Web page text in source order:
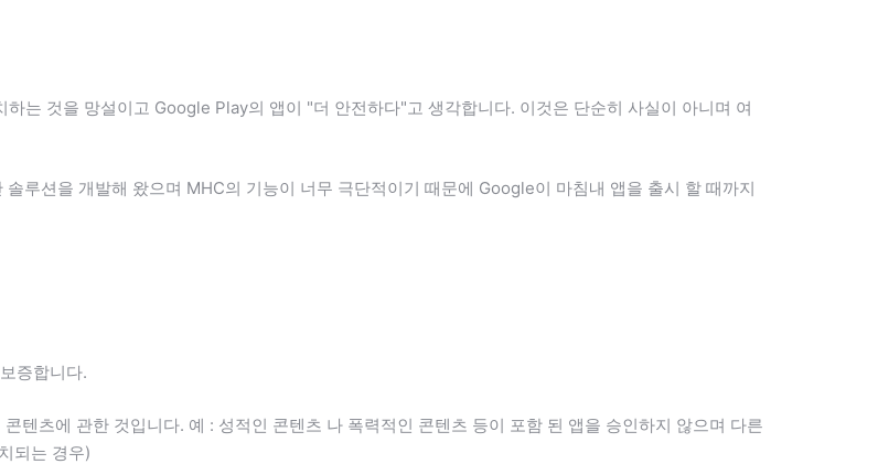
는 것을 망설이고 Google Play의 앱이 "더 안전하다"고 생각합니다. 이것은 단순히 사실이 아니며 여
루션을 개발해 왔으며 MHC의 기능이 너무 극단적이기 때문에 Google이 마침내 앱을 출시 할 때까지
증합니다.
텐츠에 관한 것입니다. 예 : 성적인 콘텐츠 나 폭력적인 콘텐츠 등이 포함 된 앱을 승인하지 않으며 다른
되는 경우)